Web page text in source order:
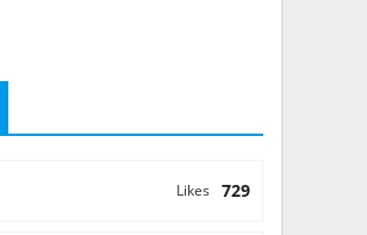
729
Likes